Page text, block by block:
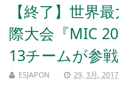
【終了】世界
際大会『MIC
13チームが参戦
ESJAPON 29, 3月, 2017